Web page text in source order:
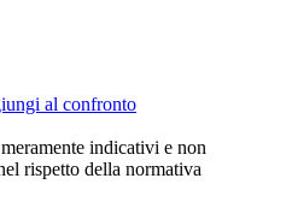
al confronto
indicativi e non
rispetto della normativa